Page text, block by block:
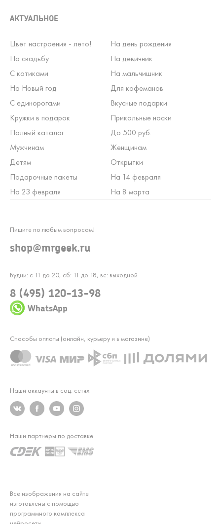
АКТУАЛЬНОЕ
Цвет настроения - лето!
На день рождения
На свадьбу
На девичник
С котиками
На мальчишник
На Новый год
Для кофеманов
С единорогами
Вкусные подарки
Кружки в подарок
Прикольные носки
Полный каталог
До 500 руб.
Мужчинам
Женщинам
Детям
Открытки
Подарочные пакеты
На 14 февраля
На 23 февраля
На 8 марта
Будни: с 11 до 20, сб: 11 до 18, вс: выходной
8 (495) 120-13-98
WhatsApp
Пишите по любым вопросам!
shop@mrgeek.ru
Наши аккаунты в соц. сетях
Все изображения на сайте
изготовлены с помощью
программного комплекса
Способы оплаты (онлайн, курьеру и в магазине)
Наши партнеры по доставке